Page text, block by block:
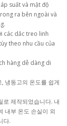
suất và mật độ
ra bên ngoài và
các dắc treo linh
theo nhu cầu của
hàng dễ dàng di
냉동고의 온도를 쉽게
로 제작되었습니다. 내
내부 온도 손실이 외
다.